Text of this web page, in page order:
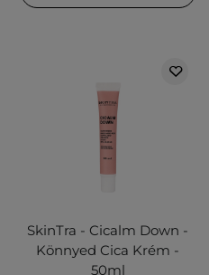
SkinTra - Cicalm Down -
Könnyed Cica Krém -
50ml